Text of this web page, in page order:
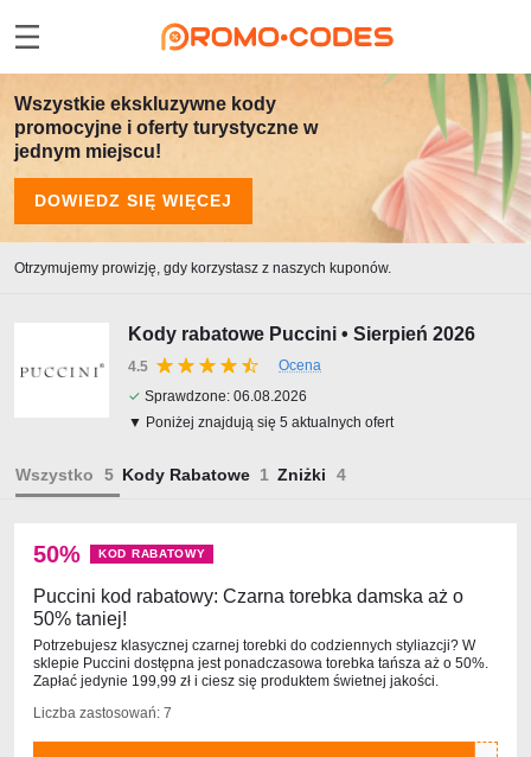
Wszystkie ekskluzywne kody
promocyjne i oferty turystyczne w
jednym miejscu!
DOWIEDZ SIĘ WIĘCEJ
Otrzymujemy prowizję, gdy korzystasz z naszych kuponów.
Kody rabatowe Puccini • Sierpień 2026
4.5
Ocena
✓ Sprawdzone: 06.08.2026
▼ Poniżej znajdują się 5 aktualnych ofert
Wszystko Kody Rabatowe Zniżki
50% KOD RABATOWY
Puccini kod rabatowy: Czarna torebka damska aż o
50% taniej!
Potrzebujesz klasycznej czarnej torebki do codziennych styliazcji? W
sklepie Puccini dostępna jest ponadczasowa torebka tańsza aż o 50%.
Zapłać jedynie 199,99 zł i ciesz się produktem świetnej jakości.
Liczba zastosowań: 7